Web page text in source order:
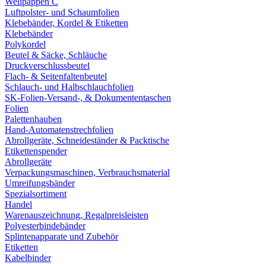
Luftpolster- und Schaumfolien
Klebebänder, Kordel & Etiketten
Klebebänder
Polykordel
Beutel & Säcke, Schläuche
Druckverschlussbeutel
Flach- & Seitenfaltenbeutel
Schlauch- und Halbschlauchfolien
SK-Folien-Versand-, & Dokumententaschen
Folien
Palettenhauben
Hand-Automatenstrechfolien
Abrollgeräte, Schneideständer & Packtische
Etikettenspender
Abrollgeräte
Verpackungsmaschinen, Verbrauchsmaterial
Umreifungsbänder
Spezialsortiment
Handel
Warenauszeichnung, Regalpreisleisten
Polyesterbindebänder
Splintenapparate und Zubehör
Etiketten
Kabelbinder